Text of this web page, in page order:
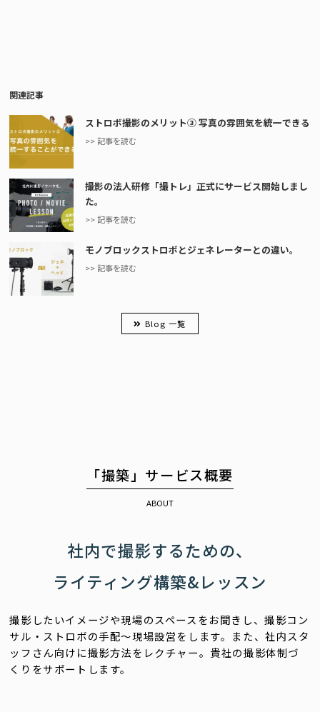
関連記事
ストロボ撮影のメリット③ 写真の雰囲気を統一できる
>> 記事を読む
撮影の法人研修「撮トレ」正式にサービス開始しまし
た。
>> 記事を読む
モノブロックストロボとジェネレーターとの違い。
>> 記事を読む
Blog 一覧
「撮築」サービス概要
ABOUT
社内で撮影するための、
ライティング構築&レッスン
撮影したいイメージや現場のスペースをお聞きし、撮影コン
サル・ストロボの手配〜現場設営をします。 また、社内スタ
ッフさん向けに撮影方法をレクチャー。貴社の撮影体制づ
くりをサポートします。